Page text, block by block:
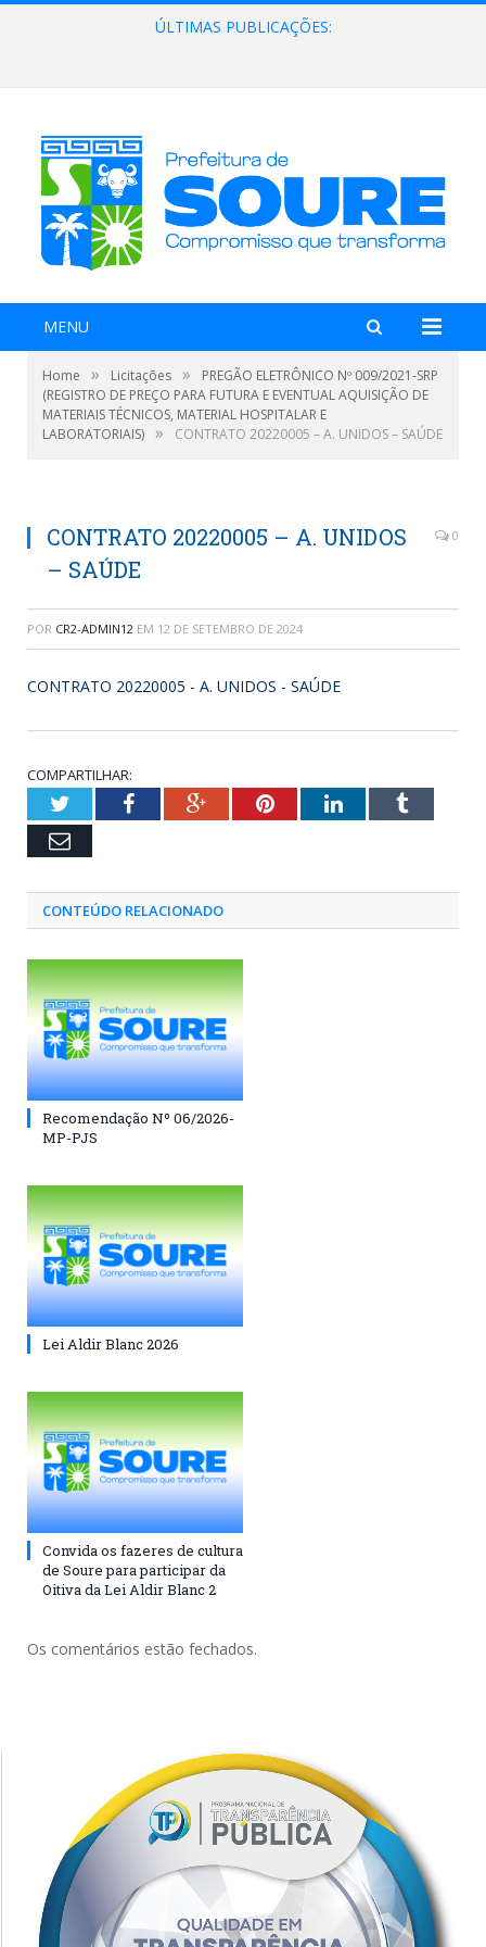
ÚLTIMAS PUBLICAÇÕES:
MENU
Home » Licitações »
PREGÃO ELETRÔNICO Nº 009/2021-SRP
(REGISTRO DE PREÇO PARA FUTURA E EVENTUAL AQUISIÇÃO DE
MATERIAIS TÉCNICOS, MATERIAL HOSPITALAR E
LABORATORIAIS) » CONTRATO 20220005 – A. UNIDOS – SAÚDE
CONTRATO 20220005 – A. UNIDOS
– SAÚDE
0
POR CR2-ADMIN12 EM 12 DE SETEMBRO DE 2024
CONTRATO 20220005 - A. UNIDOS - SAÚDE
COMPARTILHAR:
TwitterFacebookGoogle+PinterestLinkedInTumblr
Email
CONTEÚDO RELACIONADO
Recomendação Nº 06/2026-
MP-PJS
Lei Aldir Blanc 2026
Convida os fazeres de cultura
de Soure para participar da
Oitiva da Lei Aldir Blanc 2
Os comentários estão fechados.